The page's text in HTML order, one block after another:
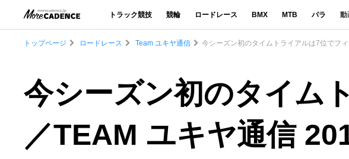
トラック競技 競輪 ロードレース BMX MTB パラ 動
トップページ ロードレース Team ユキヤ通信 今シーズン初のタイムトライアルは7位でフ
今シーズン初のタイム
／TEAM ユキヤ通信